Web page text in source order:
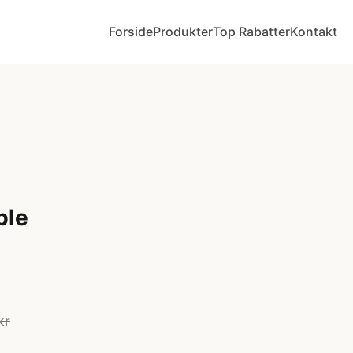
ForsideProdukterTop RabatterKontakt